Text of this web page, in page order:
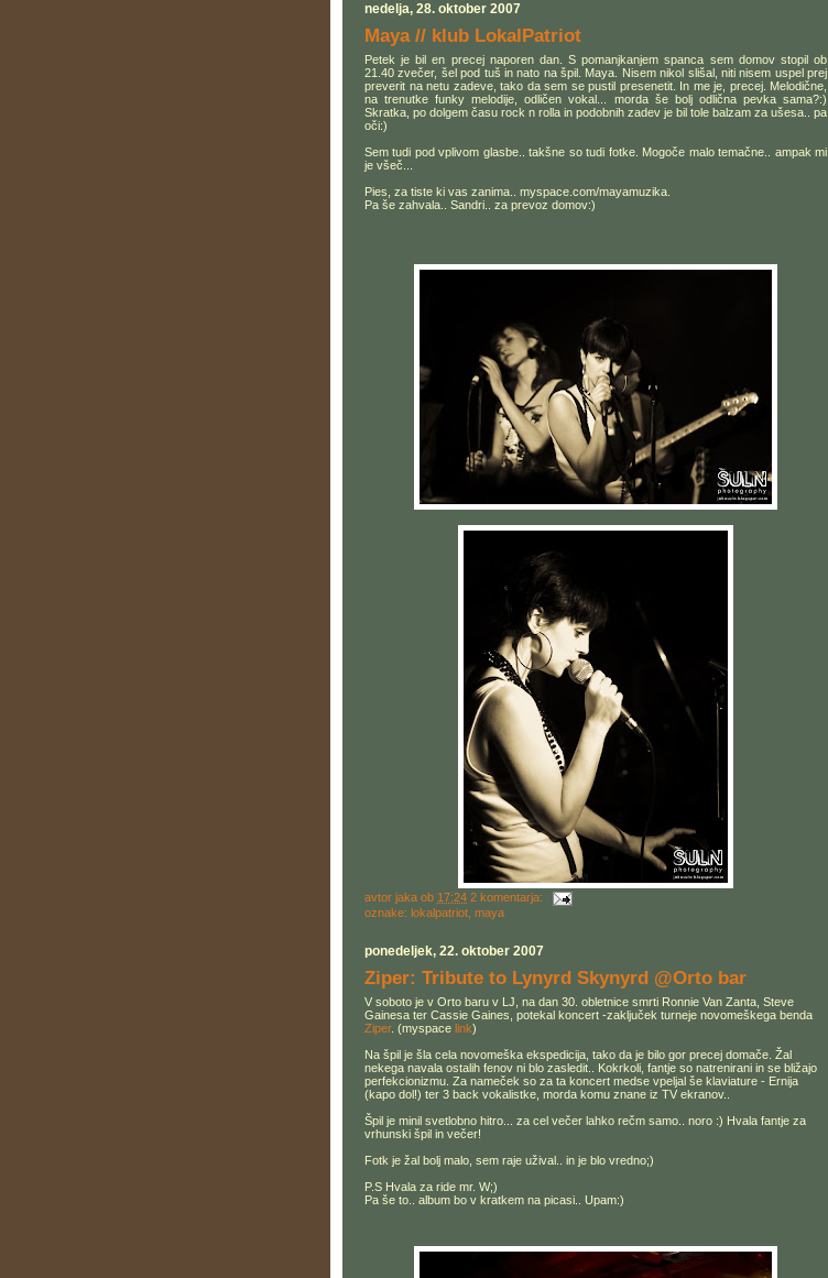
nedelja, 28. oktober 2007
Maya // klub LokalPatriot
Petek je bil en precej naporen dan. S pomanjkanjem spanca sem domov stopil ob
21.40 zvečer, šel pod tuš in nato na špil. Maya. Nisem nikol slišal, niti nisem uspel prej
preverit na netu zadeve, tako da sem se pustil presenetit. In me je, precej. Melodične,
na trenutke funky melodije, odličen vokal... morda še bolj odlična pevka sama?:)
Skratka, po dolgem času rock n rolla in podobnih zadev je bil tole balzam za ušesa.. pa
oči:)
Sem tudi pod vplivom glasbe.. takšne so tudi fotke. Mogoče malo temačne.. ampak mi
je všeč...
Pies, za tiste ki vas zanima.. myspace.com/mayamuzika.
Pa še zahvala.. Sandri.. za prevoz domov:)
avtor jaka ob 17:24 2 komentarja:
oznake: lokalpatriot maya
ponedeljek, 22. oktober 2007
Ziper: Tribute to Lynyrd Skynyrd @Orto bar
V soboto je v Orto baru v LJ, na dan 30. obletnice smrti Ronnie Van Zanta, Steve
Gainesa ter Cassie Gaines, potekal koncert -zaključek turneje novomeškega benda
Ziper. (myspace link)
Na špil je šla cela novomeška ekspedicija, tako da je bilo gor precej domače. Žal
nekega navala ostalih fenov ni blo zasledit.. Kokrkoli, fantje so natrenirani in se bližajo
perfekcionizmu. Za nameček so za ta koncert medse vpeljal še klaviature - Ernija
(kapo dol!) ter 3 back vokalistke, morda komu znane iz TV ekranov..
Špil je minil svetlobno hitro... za cel večer lahko rečm samo.. noro :) Hvala fantje za
vrhunski špil in večer!
Fotk je žal bolj malo, sem raje užival.. in je blo vredno;)
P.S Hvala za ride mr. W;)
Pa še to.. album bo v kratkem na picasi.. Upam:)